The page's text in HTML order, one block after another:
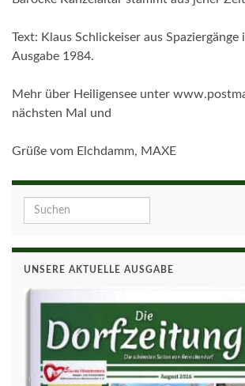
Text: Klaus Schlickeiser aus Spaziergänge
Ausgabe 1984.
Mehr über Heiligensee unter
nächsten Mal und
Grüße vom Elchdamm, MAXE
Search for:
UNSERE AKTUELLE AUSGABE